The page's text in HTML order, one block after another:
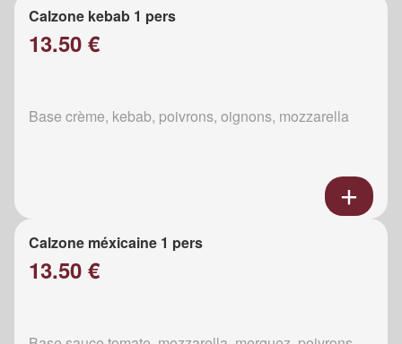
Calzone kebab 1 pers
13.50 €
Base crème, kebab, poivrons, oignons, mozzarella
Calzone méxicaine 1 pers
13.50 €